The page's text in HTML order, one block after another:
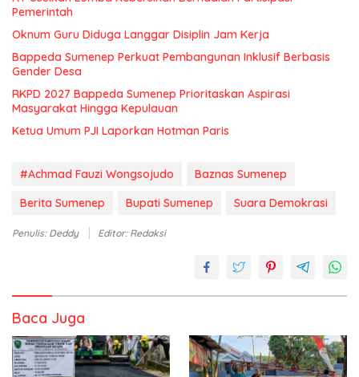
Pemerintah
Oknum Guru Diduga Langgar Disiplin Jam Kerja
Bappeda Sumenep Perkuat Pembangunan Inklusif Berbasis
Gender Desa
RKPD 2027 Bappeda Sumenep Prioritaskan Aspirasi
Masyarakat Hingga Kepulauan
Ketua Umum PJI Laporkan Hotman Paris
#Achmad Fauzi Wongsojudo
Baznas Sumenep
Berita Sumenep
Bupati Sumenep Suara Demokrasi
Penulis: Deddy Editor: Redaksi
Baca Juga